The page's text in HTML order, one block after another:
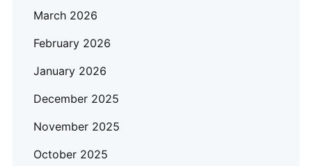
March 2026
February 2026
January 2026
December 2025
November 2025
October 2025